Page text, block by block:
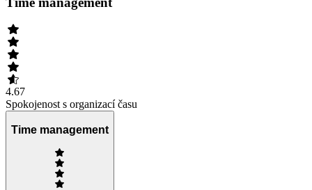
4.67
Spokojenost s organizací času
Time management